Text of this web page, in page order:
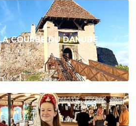
COURBE DU DANUBE